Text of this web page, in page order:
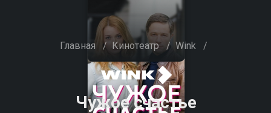
Главная / Кинотеатр / Wink /
Чужое счастье